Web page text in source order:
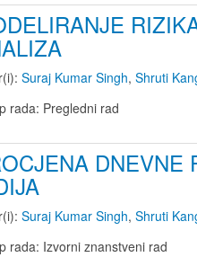
Suraj Kumar Singh, Shruti
rada: Pregledni rad
DNEVNE
Suraj Kumar Singh, Shruti
rada: Izvorni znanstveni rad